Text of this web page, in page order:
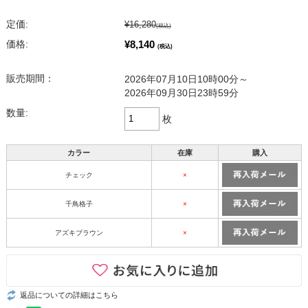
定価: ¥16,280(税込)
価格: ¥8,140 (税込)
販売期間：
2026年07月10日10時00分～
2026年09月30日23時59分
数量:
枚
カラー 在庫 購入
チェック ×
千鳥格子 ×
アズキブラウン ×
返品についての詳細はこちら